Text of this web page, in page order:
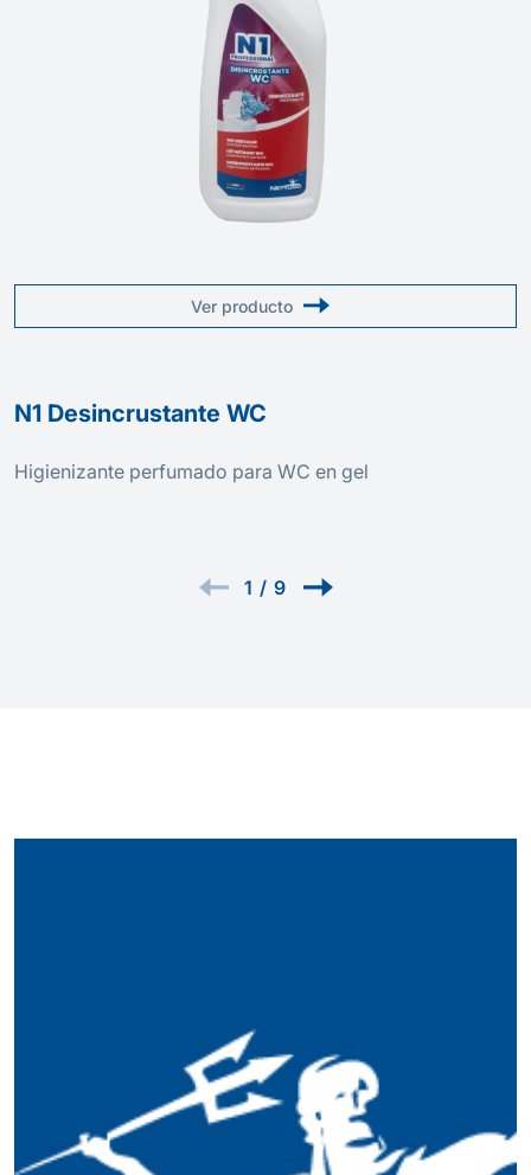
Ver producto
N1 Desincrustante WC
Higienizante perfumado para WC en gel
1 / 9